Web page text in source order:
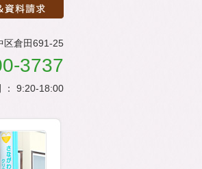
倉田691-25
3737
： 9:20-18:00